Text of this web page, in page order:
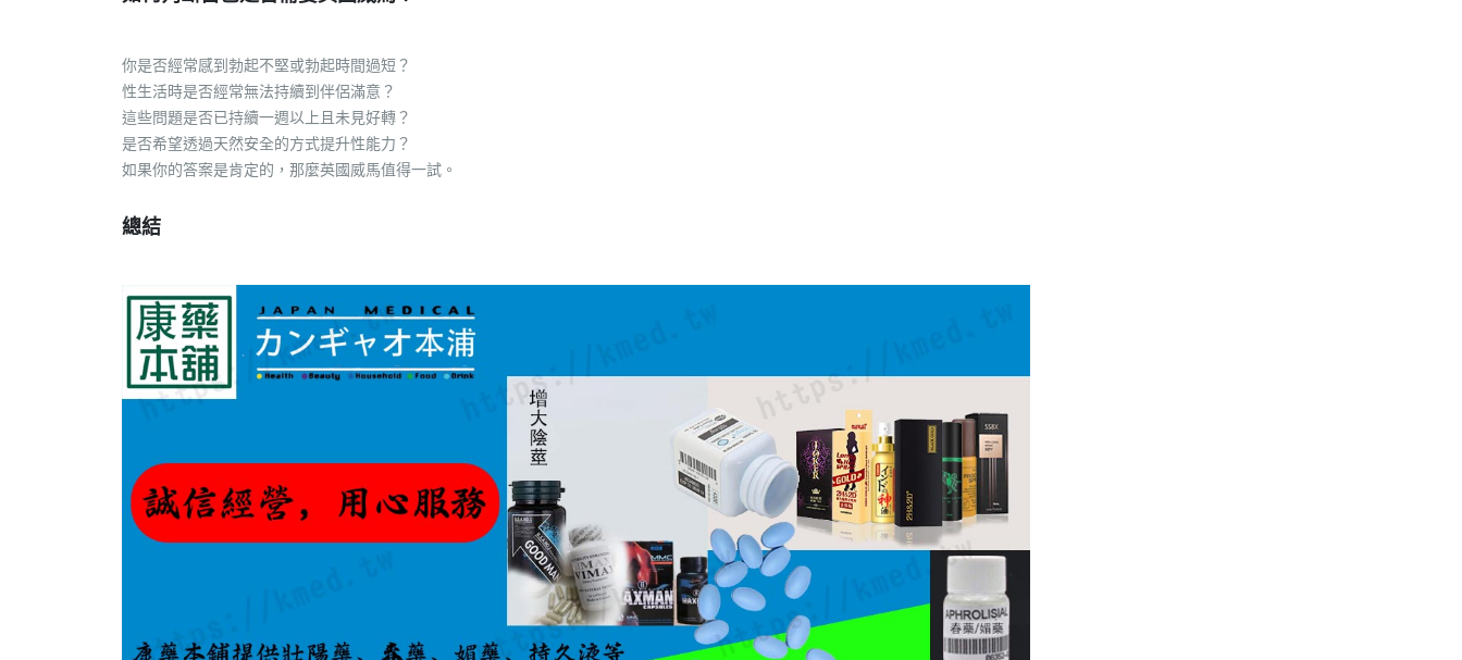
你是否經常感到勃起不堅或勃起時間過短？
性生活時是否經常無法持續到伴侶滿意？
這些問題是否已持續一週以上且未見好轉？
是否希望透過天然安全的方式提升性能力？
如果你的答案是肯定的，那麼英國威馬值得一試。
總結